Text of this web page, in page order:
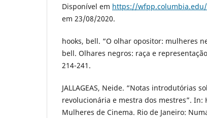
Disponível em https://
em 23/08/2020.
hooks, bell. “O olhar opositor: mulheres
bell. Olhares negros: raça e
214-241.
JALLAGEAS, Neide. “Notas introdutórias
revolucionária e mestra dos mestres”. In:
Mulheres de Cinema. Rio de Janeiro: